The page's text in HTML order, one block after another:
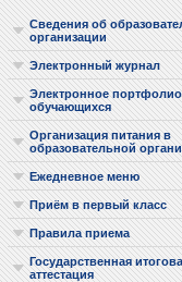
Сведения об
организации
Электронный журнал
Электронное портфолио
обучающихся
Организация питания в
образовательной
Ежедневное меню
Приём в первый класс
Правила приема
Государственная
аттестация